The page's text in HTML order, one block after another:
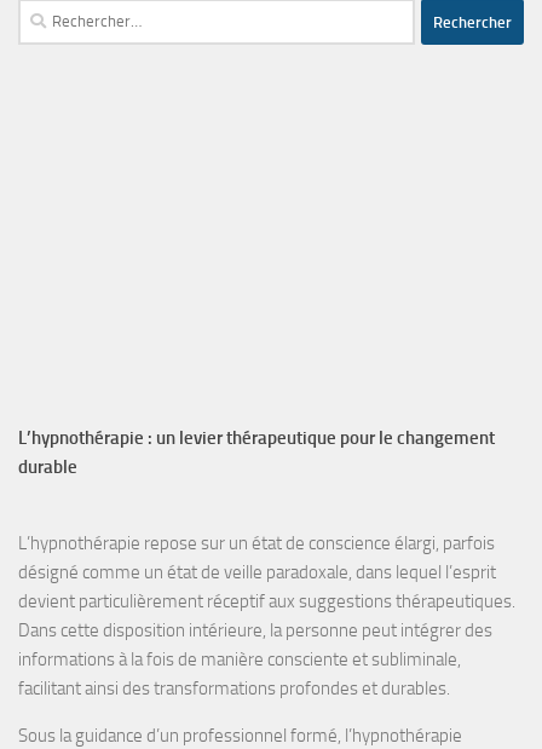
Rechercher :
L’hypnothérapie : un levier thérapeutique pour le changement
durable
L’hypnothérapie repose sur un état de conscience élargi, parfois
désigné comme un état de veille paradoxale, dans lequel l’esprit
devient particulièrement réceptif aux suggestionsthérapeutiques.
Dans cette disposition intérieure, la personne peut intégrer des
informations à la fois de manière consciente et subliminale,
facilitant ainsi des transformations profondes et durables.
Sous la guidance d’un professionnel formé, l’hypnothérapie